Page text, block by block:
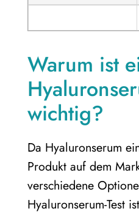
Warum ist
wichtig?
Da Hyaluronserum
Produkt auf dem
verschiedene
Hyaluronserum-Test